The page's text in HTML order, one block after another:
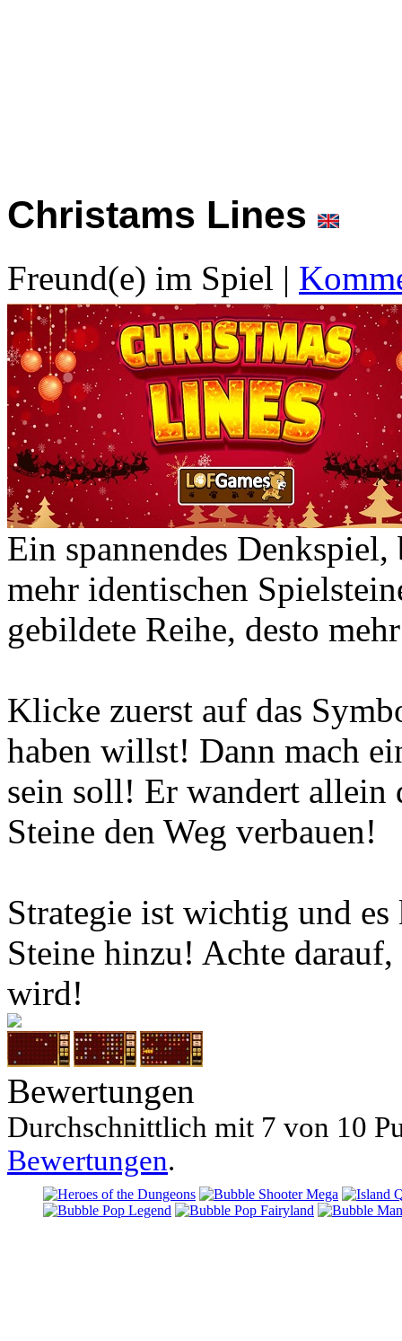
Christams Lines
Freund(e) im Spiel |
Ein spannendes
mehr identischen
gebildete Reihe, desto
Klicke zuerst auf das
haben willst! Dann mach
sein soll! Er wandert allein
Steine den Weg verbauen!
Strategie ist wichtig und
Steine hinzu! Achte
wird!
Bewertungen
Durchschnittlich mit 7 von 10
Bewertungen.